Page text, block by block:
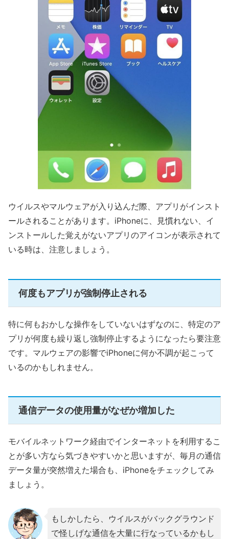
ウイルスやマルウェアが入り込んだ際、アプリがインスト
ールされることがあります。iPhoneに、見慣れない、イ
ンストールした覚えがないアプリのアイコンが表示されて
いる時は、注意しましょう。
何度もアプリが強制停止される
特に何もおかしな操作をしていないはずなのに、特定のア
プリが何度も繰り返し強制停止するようになったら要注意
です。マルウェアの影響でiPhoneに何か不調が起こって
いるのかもしれません。
通信データの使用量がなぜか増加した
モバイルネットワーク経由でインターネットを利用するこ
とが多い方なら気づきやすいかと思いますが、毎月の通信
データ量が突然増えた場合も、iPhoneをチェックしてみ
ましょう。
もしかしたら、ウイルスがバックグラウンド
で怪しげな通信を大量に行なっているかもし